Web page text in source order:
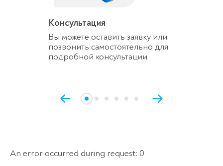
Консультация
Вы можете оставить заявку или
позвонить самостоятельно для
подробной консультации
An error occurred during request: 0